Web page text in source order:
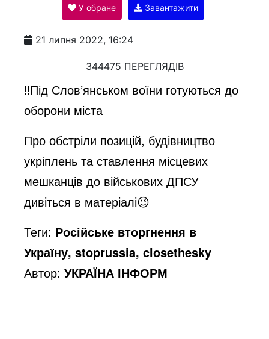
a
y
i
d
e
o
У обране Завантажити
21 липня 2022, 16:24
344475 ПЕРЕГЛЯДІВ
‼️Під Слов’янськом воїни готуються до
оборони міста
Про обстріли позицій, будівництво
укріплень та ставлення місцевих
мешканців до військових ДПСУ
дивіться в матеріалі😉
Теги: Російське вторгнення в
Україну, stoprussia, closethesky
Автор:УКРАЇНА ІНФОРМ